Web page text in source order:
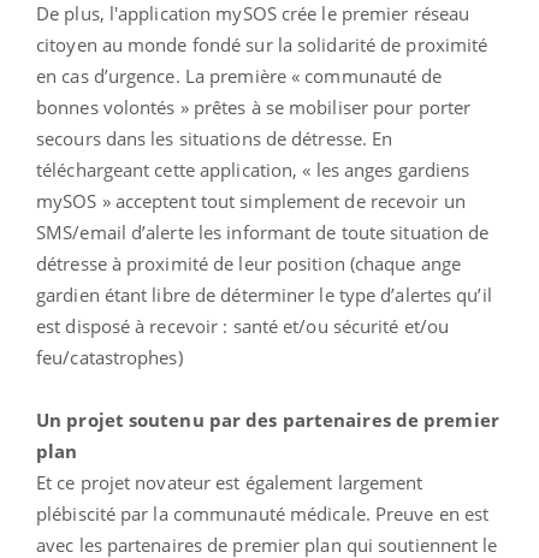
De plus, l'application mySOS crée le premier réseau
citoyen au monde fondé sur la solidarité de proximité
en cas d’urgence. La première « communauté de
bonnes volontés » prêtes à se mobiliser pour porter
secours dans les situations de détresse. En
téléchargeant cette application, « les anges gardiens
mySOS » acceptent tout simplement de recevoir un
SMS/email d’alerte les informant de toute situation de
détresse à proximité de leur position (chaque ange
gardien étant libre de déterminer le type d’alertes qu’il
est disposé à recevoir : santé et/ou sécurité et/ou
feu/catastrophes)
Un projet soutenu par des partenaires de premier
plan
Et ce projet novateur est également largement
plébiscité par la communauté médicale. Preuve en est
avec les partenaires de premier plan qui soutiennent le